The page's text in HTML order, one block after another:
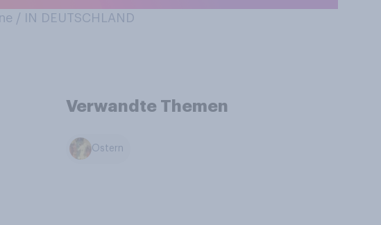
/ IN DEUTSCHLAND
Verwandte Themen
Ostern